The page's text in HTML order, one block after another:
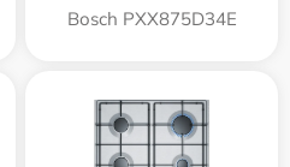
Bosch PXX875D34E